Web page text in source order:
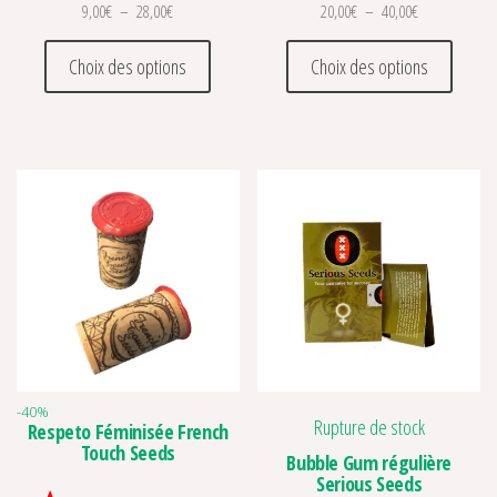
9,00€ – 28,00€Plage de prix : 9,00€ à 28,00€
Choix des options
Ce produit a plusieurs variations. Les
20,00€ – 40,00€Plage de prix
Choix des options
Ce
-40%
Respeto Féminisée French
Touch Seeds
Rupture de stock
Bubble Gum régulière
Serious Seeds